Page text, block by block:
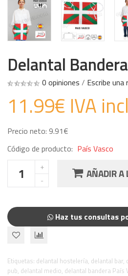
Delantal
0 opiniones / Escribe una
11.99€ IVA
Precio neto: 9.91€
Código de producto: País Vasco
AÑADIR A
Haz tus consultas
Etiquetas: delantal hostelería, delantal bar,
pub, delantal medio, delantal bandera País